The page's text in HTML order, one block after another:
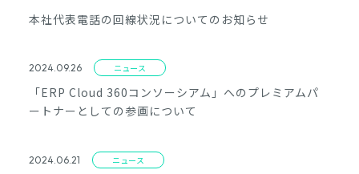
本社代表電話の回線状況についてのお知らせ
2024.09.26 ニュース
「ERP Cloud 360コンソーシアム」へのプレミアムパ
ートナーとしての参画について
2024.06.21 ニュース